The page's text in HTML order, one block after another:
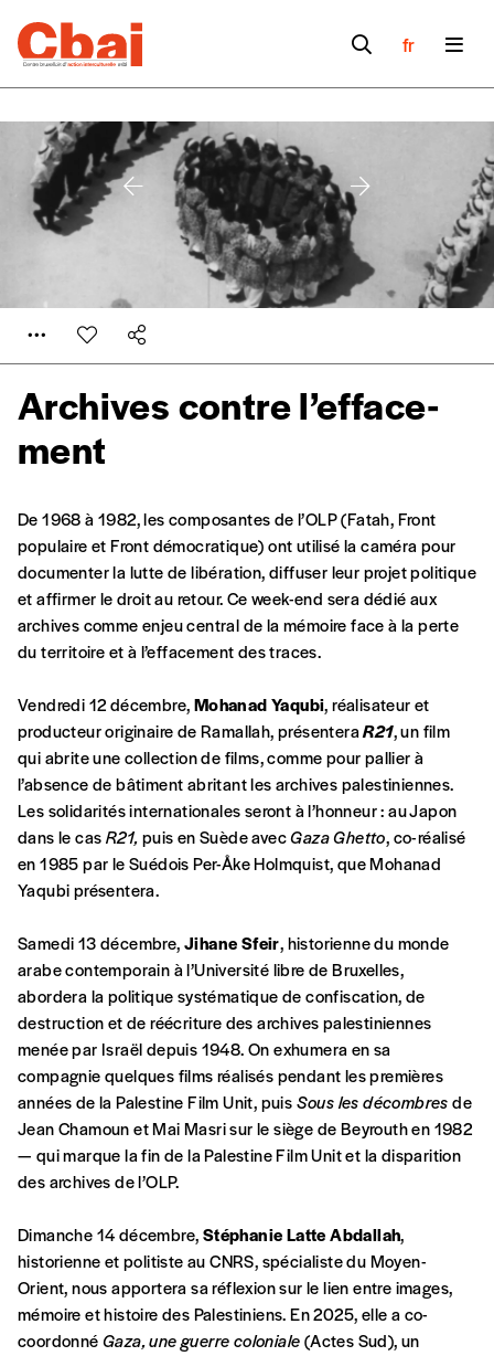
fr
Archives contre l’effa­ce­
ment
Se connecter
CONNEXION
Mot de passe oublié?
Créer un
compte
Formulaire de
commande
A partir de 2021,Imag, le magazine de
Le prix libre est un mode de fixation du prix
par l’acheteur d’un bien ou d’un service, qui
peut être une manière pour lui de payer le prix
qu’il estime juste. Dans l’objectif de rendre nos
activités et publications accessibles, et
d’affirmer notre attachement aux valeurs de
solidarité, nous vous proposons d’estimer
vous-mêmes le coût de notre publication.
ou supérieure au prix indicatif. De cette
manière, vous soutenez le travail de l’équipe
de rédaction selon vos moyens et vos
motivations.
En pratique
Vous vous abonnez pour l’année civile en
cours ou vous commandez au numéro.
Vous indiquez si vous souhaitez recevoir la
Vous renseignez vos coordonnées.
Vous versez le montant de votre choix sur le
compteIBAN BE34 0010 7305
2190avec en communication le numéro de
la commande renseigné dans le mail de
De 1968 à 1982, les composantes de l’OLP (Fatah, Front
populaire et Front démocratique) ont utilisé la caméra pour
documenter la lutte de libération, diffuser leur projet politique
et affirmer le droit au retour. Ce week-end sera dédié aux
archives comme enjeu central de la mémoire face à la perte
du territoire et à l’effacement des traces.
Vendredi 12 décembre,Mohanad Yaqubi, réalisateur et
producteur originaire de Ramallah, présenteraR21, un film
qui abrite une collection de films, comme pour pallier à
l’absence de bâtiment abritant les archives palestiniennes.
Les solidarités internationales seront à l’honneur : au Japon
dans le casR21,puis en Suède avecGaza Ghetto, co-réalisé
en 1985 par le Suédois Per-Åke Holmquist, que Mohanad
Yaqubi présentera.
Samedi 13 décembre,Jihane Sfeir, historienne du monde
arabe contemporain à l’Université libre de Bruxelles,
abordera la politique systématique de confiscation, de
destruction et de réécriture des archives palestiniennes
menée par Israël depuis 1948. On exhumera en sa
compagnie quelques films réalisés pendant les premières
années de la Palestine Film Unit, puisSous les décombresde
Jean Chamoun et Mai Masri sur le siège de Beyrouth en 1982
— qui marque la fin de la Palestine Film Unit et la disparition
des archives de l’OLP.
Dimanche 14 décembre,Stéphanie Latte Abdallah,
historienne et politiste au CNRS, spécialiste du Moyen-
Orient, nous apportera sa réflexion sur le lien entre images,
mémoire et histoire des Palestiniens. En 2025, elle a co-
coordonnéGaza, une guerre coloniale(Actes Sud), un